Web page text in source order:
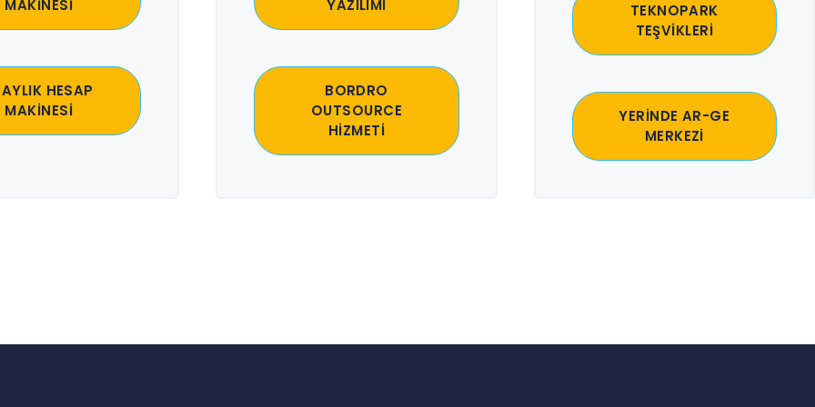
MAKİNESİ
HESAP
MAKİNESİ
YAZILIMI
BORDRO
OUTSOURCE
HİZMETİ
TEKNOPARK
TEŞVİKLERİ
YERİNDE AR-GE
MERKEZİ